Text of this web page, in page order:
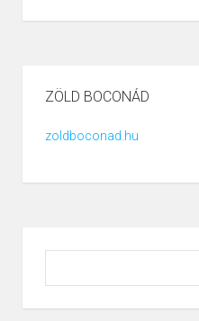
ZÖLD BOCONÁD
zoldboconad.hu